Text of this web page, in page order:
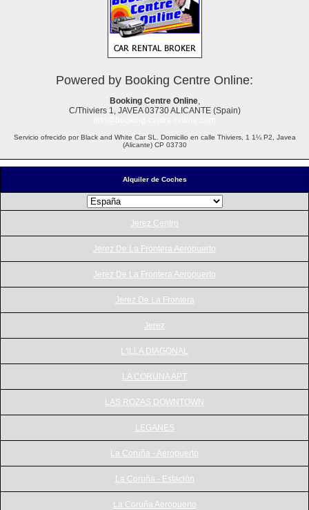
Alquiler de Coches
Jerez Centro
Jerez De La Frontera Aeropuerto
Jerez De La Frontera Aeropuerto
Jerez De La Frontera
Jerez
L'ILLA DIAGONAL
LA CORUNA APT
LAS ROZAS DOWNTOWN
LEGANES
La Coruña - Aeropuerto
La Coruña - Estación
La Coruña Aeropuerto
Powered by Booking Centre Online:
Booking Centre Online,
C/Thiviers 1, JAVEA 03730 ALICANTE (Spain)
Servicio ofrecido por Black and White Car SL. Domicilio en calle Thiviers, 1 1¼ P2, Javea
(Alicante) CP 03730